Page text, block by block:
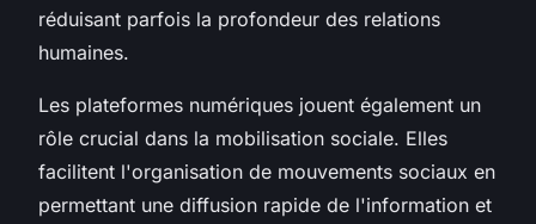
réduisant parfois la profondeur des relations
humaines.
Les plateformes numériques jouent également un
rôle crucial dans la mobilisation sociale. Elles
facilitent l'organisation de mouvements sociaux en
permettant une diffusion rapide de l'information et